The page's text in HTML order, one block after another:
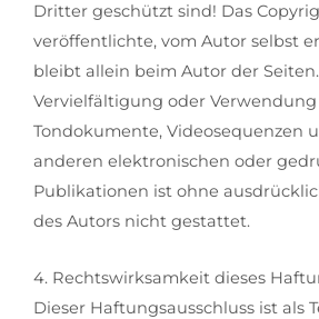
Dritter geschützt sind! Das
veröffentlichte, vom Autor selbst
bleibt allein beim Autor der
Vervielfältigung oder Verwendung
Tondokumente, Videosequenzen
anderen elektronischen oder
Publikationen ist ohne
des Autors nicht gestattet.
4. Rechtswirksamkeit dieses
Dieser Haftungsausschluss ist als